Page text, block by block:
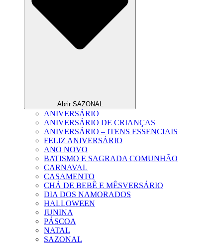
Abrir SAZONAL
ANIVERSÁRIO
ANIVERSÁRIO DE CRIANÇAS
ANIVERSÁRIO – ITENS ESSENCIAIS
FELIZ ANIVERSÁRIO
ANO NOVO
BATISMO E SAGRADA COMUNHÃO
CARNAVAL
CASAMENTO
CHÁ DE BEBÊ E MÊSVERSÁRIO
DIA DOS NAMORADOS
HALLOWEEN
JUNINA
PÁSCOA
NATAL
SAZONAL